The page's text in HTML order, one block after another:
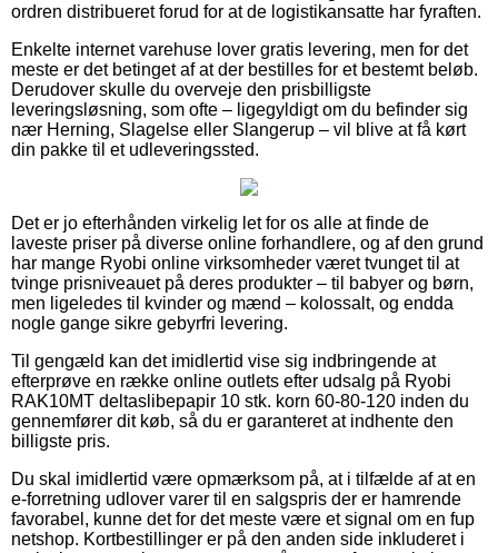
ordren distribueret forud for at de logistikansatte har fyraften.
Enkelte internet varehuse lover gratis levering, men for det
meste er det betinget af at der bestilles for et bestemt beløb.
Derudover skulle du overveje den prisbilligste
leveringsløsning, som ofte – ligegyldigt om du befinder sig
nær Herning, Slagelse eller Slangerup – vil blive at få kørt
din pakke til et udleveringssted.
Det er jo efterhånden virkelig let for os alle at finde de
laveste priser på diverse online forhandlere, og af den grund
har mange Ryobi online virksomheder været tvunget til at
tvinge prisniveauet på deres produkter – til babyer og børn,
men ligeledes til kvinder og mænd – kolossalt, og endda
nogle gange sikre gebyrfri levering.
Til gengæld kan det imidlertid vise sig indbringende at
efterprøve en række online outlets efter udsalg på Ryobi
RAK10MT deltaslibepapir 10 stk. korn 60-80-120 inden du
gennemfører dit køb, så du er garanteret at indhente den
billigste pris.
Du skal imidlertid være opmærksom på, at i tilfælde af at en
e-forretning udlover varer til en salgspris der er hamrende
favorabel, kunne det for det meste være et signal om en fup
netshop. Kortbestillinger er på den anden side inkluderet i